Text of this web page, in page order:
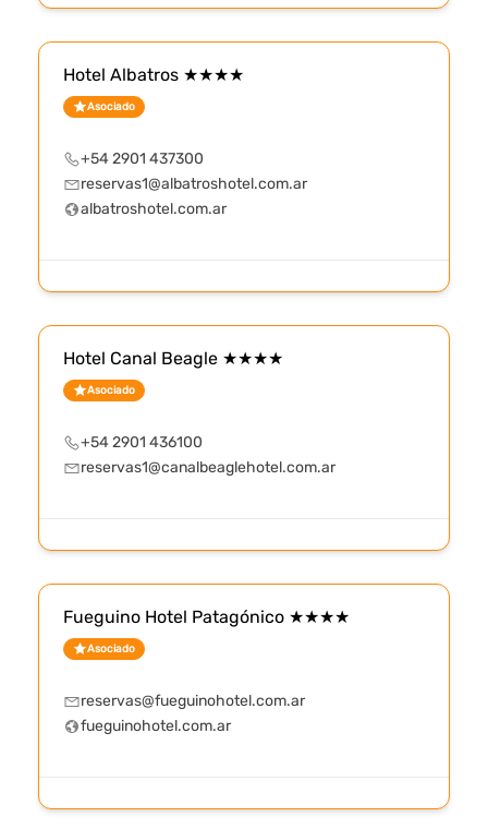
Hotel Albatros ★★★★
Asociado
+54 2901 437300
reservas1@albatroshotel.com.ar
albatroshotel.com.ar
Hotel Canal Beagle ★★★★
Asociado
+54 2901 436100
reservas1@canalbeaglehotel.com.ar
Fueguino Hotel Patagónico ★★★★
Asociado
reservas@fueguinohotel.com.ar
fueguinohotel.com.ar